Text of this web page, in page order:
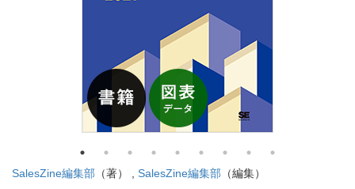
SalesZine編集部 （著） , SalesZine編集部 （編集）